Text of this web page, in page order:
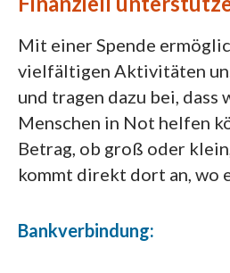
Kontaktperson für
(Michael.Fox@hmt-c.de)
(
bei der Austeilung der
insbesondere bei
Mitfeiernden. Einige
auch bereit, die
zu bringen, die auf diese
Gemeinden verbunden
Communio heißt
die Gemeinschaft unter
wächst, denn „Ein Brot ist
Mit einer Spende
vielfältigen Aktivitäten
und tragen dazu bei, dass
Menschen in Not helfen
Betrag, ob groß oder
kommt direkt dort an, wo
Bankverbindung: